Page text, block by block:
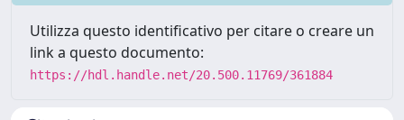
Utilizza questo identificativo per citare o creare un
link a questo documento:
https://hdl.handle.net/20.500.11769/361884